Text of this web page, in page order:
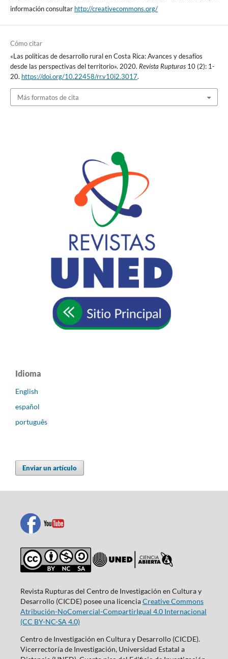
información consultar http://creativecommons.org/
Cómo citar
«Las políticas de desarrollo rural en Costa Rica: Avances y desafíos
desde las perspectivas del territorio». 2020. Revista Rupturas10 (2): 1-
20. https://doi.org/10.22458/rr.v10i2.3017.
Más formatos de cita
Idioma
English
español
português
Enviar un artículo
Revista Rupturas del Centro de Investigación en Cultura y
Desarrollo (CICDE) posee una licenciaCreative Commons
Atribución-NoComercial-CompartirIgual 4.0 Internacional
(CC BY-NC-SA 4.0)
Centro de Investigación en Cultura y Desarrollo (CICDE).
Vicerrectoría de Investigación, Universidad Estatal a